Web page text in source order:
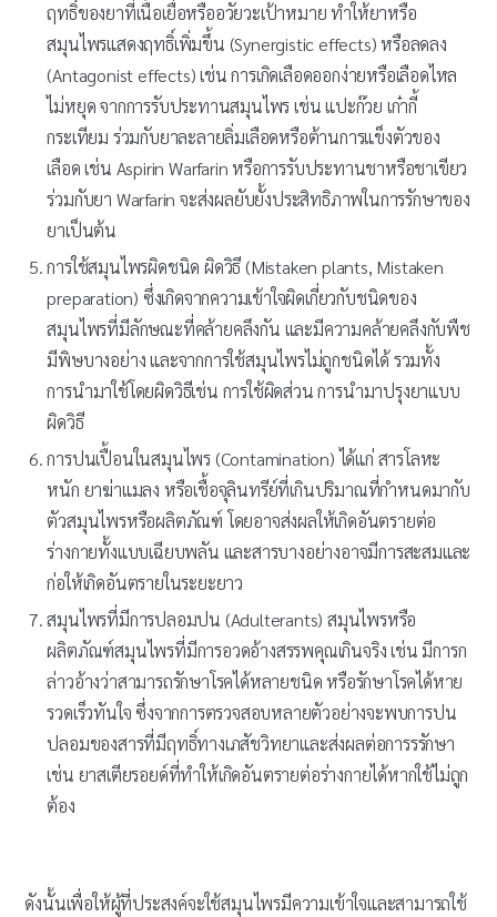
ฤทธิ์ของยาที่เนื้อเยื่อหรืออวัยวะเป้าหมาย ทำให้ยาหรือ
สมุนไพรแสดงฤทธิ์เพิ่มขึ้น (Synergistic effects) หรือลดลง
(Antagonist effects) เช่น การเกิดเลือดออกง่ายหรือเลือดไหล
ไม่หยุด จากการรับประทานสมุนไพร เช่น แปะก๊วย เก๋ากี้
กระเทียม ร่วมกับยาละลายลิ่มเลือดหรือต้านการแข็งตัวของ
เลือด เช่น Aspirin Warfarin หรือการรับประทานชาหรือชาเขียว
ร่วมกับยา Warfarin จะส่งผลยับยั้งประสิทธิภาพในการรักษาของ
ยาเป็นต้น
การใช้สมุนไพรผิดชนิด ผิดวิธี (Mistaken plants, Mistaken
preparation) ซึ่งเกิดจากความเข้าใจผิดเกี่ยวกับชนิดของ
สมุนไพรที่มีลักษณะที่คล้ายคลึงกัน และมีความคล้ายคลึงกับพืช
มีพิษบางอย่าง และจากการใช้สมุนไพรไม่ถูกชนิดได้ รวมทั้ง
การนำมาใช้โดยผิดวิธีเช่น การใช้ผิดส่วน การนำมาปรุงยาแบบ
ผิดวิธี
การปนเปื้อนในสมุนไพร (Contamination) ได้แก่ สารโลหะ
หนัก ยาฆ่าแมลง หรือเชื้อจุลินทรีย์ที่เกินปริมาณที่กำหนดมากับ
ตัวสมุนไพรหรือผลิตภัณฑ์ โดยอาจส่งผลให้เกิดอันตรายต่อ
ร่างกายทั้งแบบเฉียบพลัน และสารบางอย่างอาจมีการสะสมและ
ก่อให้เกิดอันตรายในระยะยาว
สมุนไพรที่มีการปลอมปน (Adulterants) สมุนไพรหรือ
ผลิตภัณฑ์สมุนไพรที่มีการอวดอ้างสรรพคุณเกินจริง เช่น มีการก
ล่าวอ้างว่าสามารถรักษาโรคได้หลายชนิด หรือรักษาโรคได้หาย
รวดเร็วทันใจ ซึ่งจากการตรวจสอบหลายตัวอย่างจะพบการปน
ปลอมของสารที่มีฤทธิ์ทางเภสัชวิทยาและส่งผลต่อการรรักษา
เช่น ยาสเตียรอยด์ที่ทำให้เกิดอันตรายต่อร่างกายได้หากใช้ไม่ถูก
ต้อง
ดังนั้นเพื่อให้ผู้ที่ประสงค์จะใช้สมุนไพรมีความเข้าใจและสามารถใช้